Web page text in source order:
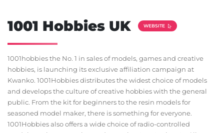
1001 Hobbies UK WEBSITE
1001hobbies the No. 1 in sales of models, games and creative
hobbies, is launching its exclusive affiliation campaign at
Kwanko. 1001Hobbies distributes the widest choice of models
and develops the culture of creative hobbies with the general
public. From the kit for beginners to the resin models for
seasoned model maker, there is something for everyone.
1001Hobbies also offers a wide choice of radio-controlled